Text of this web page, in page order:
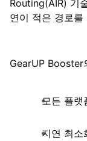
Routing(AIR) 기
연이 적은 경로를
GearUP Booster
모든 플랫
지연 최